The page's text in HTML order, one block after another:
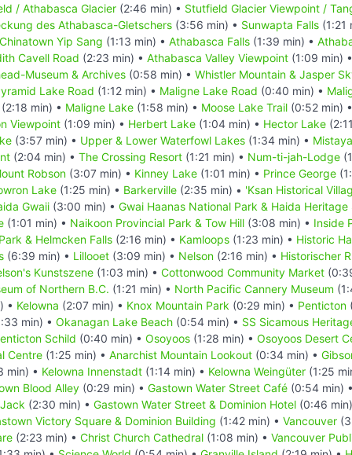
/ Athabasca Glacier (2:46 min) • Stutfield Glacier Viewpoint /
des Athabasca-Gletschers (3:56 min) • Sunwapta Falls (1:21
Chinatown Yip Sang (1:13 min) • Athabasca Falls (1:39 min) •
Cavell Road (2:23 min) • Athabasca Valley Viewpoint (1:09 min)
Museum & Archives (0:58 min) • Whistler Mountain & Jasper
Lake Road (1:12 min) • Maligne Lake Road (0:40 min) •
min) • Maligne Lake (1:58 min) • Moose Lake Trail (0:52 min)
Viewpoint (1:09 min) • Herbert Lake (1:04 min) • Hector Lake
(3:57 min) • Upper & Lower Waterfowl Lakes (1:34 min) •
(2:04 min) • The Crossing Resort (1:21 min) • Num-ti-jah-Lodge
Robson (3:07 min) • Kinney Lake (1:01 min) • Prince George
Lake (1:25 min) • Barkerville (2:35 min) • 'Ksan Historical
Gwaii (3:00 min) • Gwai Haanas National Park & Haida Heritage
(1:01 min) • Naikoon Provincial Park & Tow Hill (3:08 min) • Inside
& Helmcken Falls (2:16 min) • Kamloops (1:23 min) • Historic
(6:39 min) • Lillooet (3:09 min) • Nelson (2:16 min) • Historischer
Kunstszene (1:03 min) • Cottonwood Community Market
of Northern B.C. (1:21 min) • North Pacific Cannery Museum
• Kelowna (2:07 min) • Knox Mountain Park (0:29 min) • Penticton
min) • Okanagan Lake Beach (0:54 min) • SS Sicamous
Schild (0:40 min) • Osoyoos (1:28 min) • Osoyoos Desert
Centre (1:25 min) • Anarchist Mountain Lookout (0:34 min) •
min) • Kelowna Innenstadt (1:14 min) • Kelowna Weingüter (1:25
Blood Alley (0:29 min) • Gastown Water Street Café (0:54 min)
(2:30 min) • Gastown Water Street & Dominion Hotel (0:46
Victory Square & Dominion Building (1:42 min) • Vancouver
(2:23 min) • Christ Church Cathedral (1:08 min) • Vancouver